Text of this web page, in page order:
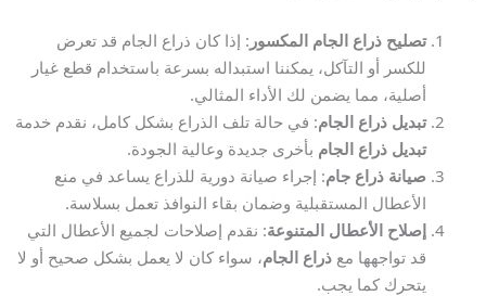
تصليح ذراع الجام المكسور : إذا كان ذراع الجام قد تعرض
للكسر أو التآكل، يمكننا استبداله بسرعة باستخدام قطع غيار
أصلية، مما يضمن لك الأداء المثالي.
تبديل ذراع الجام: في حالة تلف الذراع بشكل كامل، نقدم خدمة
تبديل ذراع الجام بأخرى جديدة وعالية الجودة.
صيانة ذراع جام: إجراء صيانة دورية للذراع يساعد في منع
الأعطال المستقبلية وضمان بقاء النوافذ تعمل بسلاسة.
إصلاح الأعطال المتنوعة: نقدم إصلاحات لجميع الأعطال التي
قد تواجهها مع ذراع الجام، سواء كان لا يعمل بشكل صحيح أو لا
يتحرك كما يجب.